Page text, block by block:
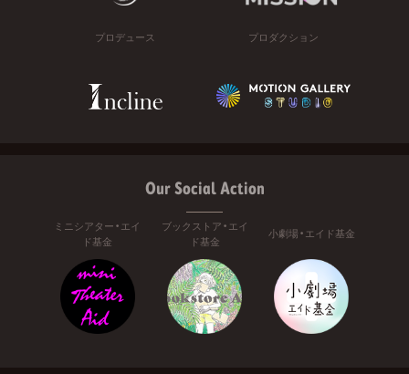
プロデュース プロダクション
Our Social Action
ミニシアター・エイ
ド基金
ブックストア・エイ
ド基金
小劇場・エイド基金